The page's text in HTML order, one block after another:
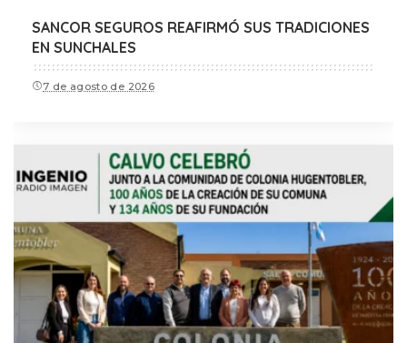
SANCOR SEGUROS REAFIRMÓ SUS TRADICIONES
EN SUNCHALES
7 de agosto de 2026